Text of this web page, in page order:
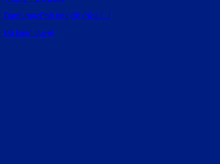
Danh mụcPhố ông đồ (Nhà [...]
Đã kiểm duyệt